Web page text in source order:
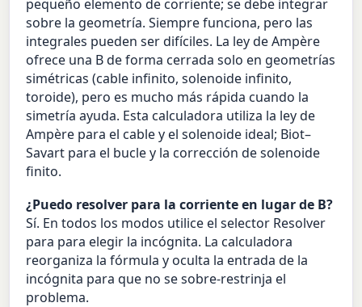
pequeño elemento de corriente; se debe integrar
sobre la geometría. Siempre funciona, pero las
integrales pueden ser difíciles. La ley de Ampère
ofrece una B de forma cerrada solo en geometrías
simétricas (cable infinito, solenoide infinito,
toroide), pero es mucho más rápida cuando la
simetría ayuda. Esta calculadora utiliza la ley de
Ampère para el cable y el solenoide ideal; Biot–
Savart para el bucle y la corrección de solenoide
finito.
¿Puedo resolver para la corriente en lugar de B?
Sí. En todos los modos utilice el selector Resolver
para para elegir la incógnita. La calculadora
reorganiza la fórmula y oculta la entrada de la
incógnita para que no se sobre-restrinja el
problema.